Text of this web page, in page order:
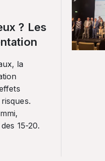
? Les
la
15-20.